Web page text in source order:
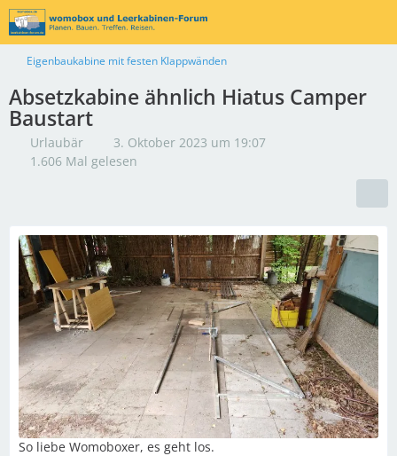
Eigenbaukabine mit festen Klappwänden
Absetzkabine ähnlich Hiatus Camper
Baustart
Urlaubär
3. Oktober 2023 um 19:07
1.606 Mal gelesen
So liebe Womoboxer, es geht los.